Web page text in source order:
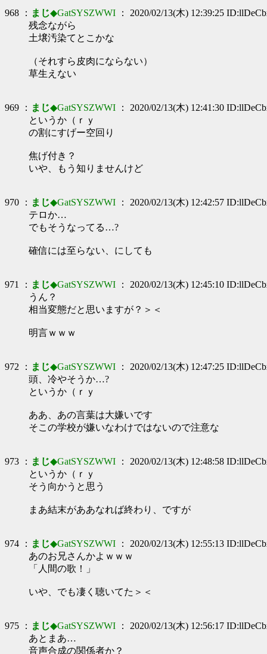
968 ： まじ◆GatSYSZWWI ： 2020/02/13(木) 12:39:25
残念ながら
土壌汚染てとこかな
（それすら皮肉にならない）
草生えない
969 ： まじ◆GatSYSZWWI ： 2020/02/13(木) 12:41:30
というか（ｒｙ
の割にすげー空回り
焦げ付き？
いや、もう知りませんけど
970 ： まじ◆GatSYSZWWI ： 2020/02/13(木) 12:42:57
テロか…
でもそうなってる…?
確信には至らない、にしても
971 ： まじ◆GatSYSZWWI ： 2020/02/13(木) 12:45:10
うん？
相当変態だと思いますが？＞＜
明言ｗｗｗ
972 ： まじ◆GatSYSZWWI ： 2020/02/13(木) 12:47:25
頭、冷やそうか…?
というか（ｒｙ
ああ、あの言葉は大嫌いです
そこの学校が嫌いなわけではないので注意な
973 ： まじ◆GatSYSZWWI ： 2020/02/13(木) 12:48:58
というか（ｒｙ
そう向かうと思う
まあ結末がああなれば終わり、ですが
974 ： まじ◆GatSYSZWWI ： 2020/02/13(木) 12:55:13
あのお兄さんかよｗｗｗ
「人間の歌！」
いや、でも凄く聴いてた＞＜
975 ： まじ◆GatSYSZWWI ： 2020/02/13(木) 12:56:17
あとまあ…
音声合成の関係者か？